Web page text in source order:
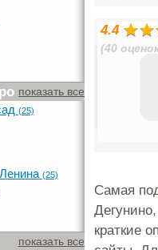
показать все
(25)
(25)
показать все
4.4
(40
Самая
краткие